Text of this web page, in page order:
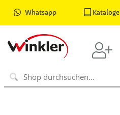
Whatsapp Kataloge